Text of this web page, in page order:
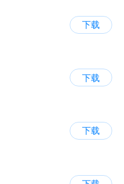
下载
下载
下载